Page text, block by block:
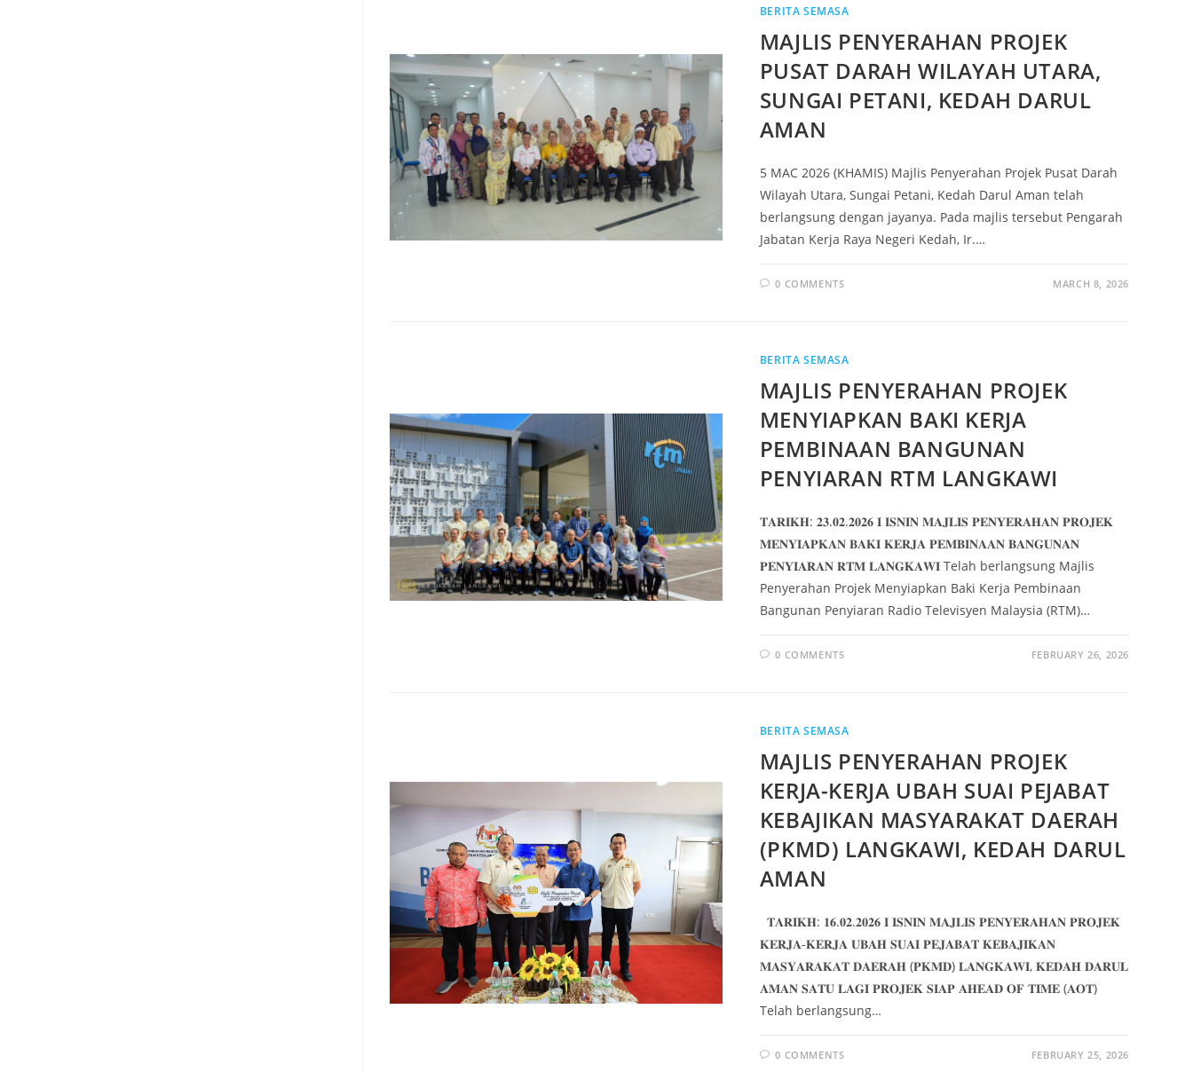
BERITA SEMASA
MAJLIS PENYERAHAN PROJEK
PUSAT DARAH WILAYAH UTARA,
SUNGAI PETANI, KEDAH DARUL
AMAN
5 MAC 2026 (KHAMIS) Majlis Penyerahan Projek Pusat Darah
Wilayah Utara, Sungai Petani, Kedah Darul Aman telah
berlangsung dengan jayanya. Pada majlis tersebut Pengarah
Jabatan Kerja Raya Negeri Kedah, Ir.…
0 COMMENTS MARCH 8, 2026
BERITA SEMASA
MAJLIS PENYERAHAN PROJEK
MENYIAPKAN BAKI KERJA
PEMBINAAN BANGUNAN
PENYIARAN RTM LANGKAWI
𝐓𝐀𝐑𝐈𝐊𝐇: 𝟐𝟑.𝟎𝟐.𝟐𝟎𝟐𝟔 𝐈 𝐈𝐒𝐍𝐈𝐍 𝐌𝐀𝐉𝐋𝐈𝐒 𝐏𝐄𝐍𝐘𝐄𝐑𝐀𝐇𝐀𝐍 𝐏𝐑𝐎𝐉𝐄𝐊
𝐌𝐄𝐍𝐘𝐈𝐀𝐏𝐊𝐀𝐍 𝐁𝐀𝐊𝐈 𝐊𝐄𝐑𝐉𝐀 𝐏𝐄𝐌𝐁𝐈𝐍𝐀𝐀𝐍 𝐁𝐀𝐍𝐆𝐔𝐍𝐀𝐍
𝐏𝐄𝐍𝐘𝐈𝐀𝐑𝐀𝐍 𝐑𝐓𝐌 𝐋𝐀𝐍𝐆𝐊𝐀𝐖𝐈 Telah berlangsung Majlis
Penyerahan Projek Menyiapkan Baki Kerja Pembinaan
Bangunan Penyiaran Radio Televisyen Malaysia (RTM)…
0 COMMENTS FEBRUARY 26, 2026
BERITA SEMASA
MAJLIS PENYERAHAN PROJEK
KERJA-KERJA UBAH SUAI PEJABAT
KEBAJIKAN MASYARAKAT DAERAH
(PKMD) LANGKAWI, KEDAH DARUL
AMAN
𝐓𝐀𝐑𝐈𝐊𝐇: 𝟏𝟔.𝟎𝟐.𝟐𝟎𝟐𝟔 𝐈 𝐈𝐒𝐍𝐈𝐍 𝐌𝐀𝐉𝐋𝐈𝐒 𝐏𝐄𝐍𝐘𝐄𝐑𝐀𝐇𝐀𝐍 𝐏𝐑𝐎𝐉𝐄𝐊
𝐊𝐄𝐑𝐉𝐀-𝐊𝐄𝐑𝐉𝐀 𝐔𝐁𝐀𝐇 𝐒𝐔𝐀𝐈 𝐏𝐄𝐉𝐀𝐁𝐀𝐓 𝐊𝐄𝐁𝐀𝐉𝐈𝐊𝐀𝐍
𝐌𝐀𝐒𝐘𝐀𝐑𝐀𝐊𝐀𝐓 𝐃𝐀𝐄𝐑𝐀𝐇 (𝐏𝐊𝐌𝐃) 𝐋𝐀𝐍𝐆𝐊𝐀𝐖𝐈, 𝐊𝐄𝐃𝐀𝐇 𝐃𝐀𝐑𝐔𝐋
𝐀𝐌𝐀𝐍 𝐒𝐀𝐓𝐔 𝐋𝐀𝐆𝐈 𝐏𝐑𝐎𝐉𝐄𝐊 𝐒𝐈𝐀𝐏 𝐀𝐇𝐄𝐀𝐃 𝐎𝐅 𝐓𝐈𝐌𝐄 (𝐀𝐎𝐓)
Telah berlangsung…
0 COMMENTS FEBRUARY 25, 2026